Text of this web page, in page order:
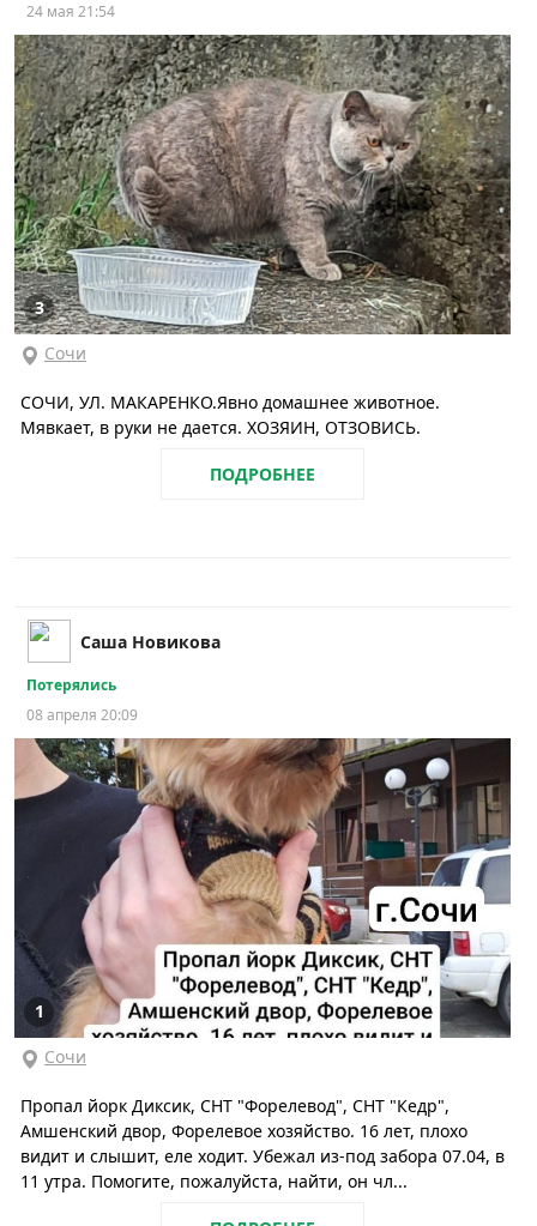
24 мая 21:54
3
Сочи
СОЧИ, УЛ. МАКАРЕНКО.Явно домашнее животное.
Мявкает, в руки не дается. ХОЗЯИН, ОТЗОВИСЬ.
ПОДРОБНЕЕ
Саша Новикова
Потерялись
08 апреля 20:09
1
Сочи
Пропал йорк Диксик, СНТ "Форелевод", СНТ "Кедр",
Амшенский двор, Форелевое хозяйство. 16 лет, плохо
видит и слышит, еле ходит. Убежал из-под забора 07.04, в
11 утра. Помогите, пожалуйста, найти, он чл...